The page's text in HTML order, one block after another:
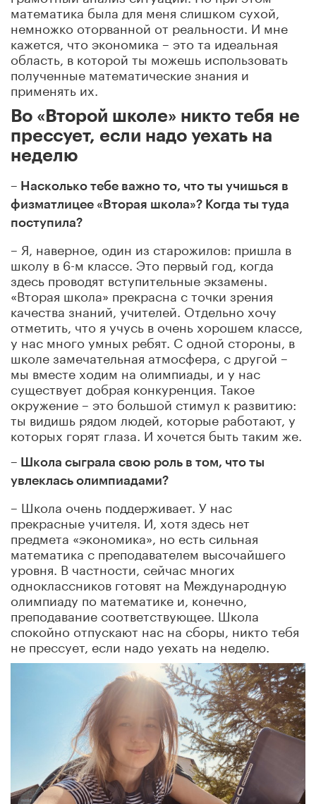
математика была для меня слишком сухой,
немножко оторванной от реальности. И мне
кажется, что экономика – это та идеальная
область, в которой ты можешь использовать
полученные математические знания и
применять их.
Во «Второй школе» никто тебя не
прессует, если надо уехать на
неделю
– Насколько тебе важно то, что ты учишься в
физматлицее «Вторая школа»? Когда ты туда
поступила?
– Я, наверное, один из старожилов: пришла в
школу в 6-м классе. Это первый год, когда
здесь проводят вступительные экзамены.
«Вторая школа» прекрасна с точки зрения
качества знаний, учителей. Отдельно хочу
отметить, что я учусь в очень хорошем классе,
у нас много умных ребят. С одной стороны, в
школе замечательная атмосфера, с другой –
мы вместе ходим на олимпиады, и у нас
существует добрая конкуренция. Такое
окружение – это большой стимул к развитию:
ты видишь рядом людей, которые работают, у
которых горят глаза. И хочется быть таким же.
– Школа сыграла свою роль в том, что ты
увлеклась олимпиадами?
– Школа очень поддерживает. У нас
прекрасные учителя. И, хотя здесь нет
предмета «экономика», но есть сильная
математика с преподавателем высочайшего
уровня. В частности, сейчас многих
одноклассников готовят на Международную
олимпиаду по математике и, конечно,
преподавание соответствующее. Школа
спокойно отпускают нас на сборы, никто тебя
не прессует, если надо уехать на неделю.